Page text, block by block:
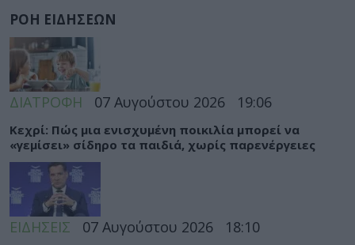
ΡΟΗ ΕΙΔΗΣΕΩΝ
ΔΙΑΤΡΟΦΗ 07 Αυγούστου 2026 19:06
Κεχρί: Πώς μια ενισχυμένη ποικιλία μπορεί να
«γεμίσει» σίδηρο τα παιδιά, χωρίς παρενέργειες
ΕΙΔΗΣΕΙΣ 07 Αυγούστου 2026 18:10